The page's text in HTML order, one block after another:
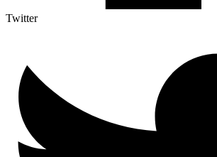
Twitter